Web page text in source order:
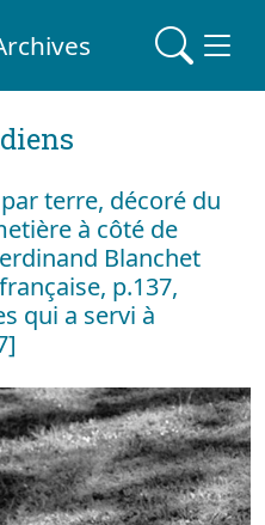
terre, décoré du
à côté de
Blanchet
p.137,
qui a servi à